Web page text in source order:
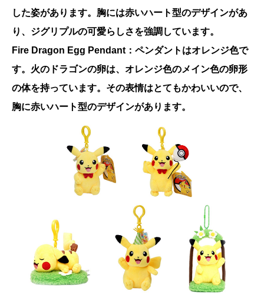
した姿があります。胸には赤いハート型のデザインがあ
り、ジグリプルの可愛らしさを強調しています。
Fire Dragon Egg Pendant：ペンダントはオレンジ色で
す。火のドラゴンの卵は、オレンジ色のメイン色の卵形
の体を持っています。その表情はとてもかわいいので、
胸に赤いハート型のデザインがあります。